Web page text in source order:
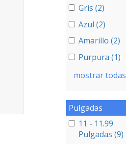
Gris (2)
Azul (2)
Amarillo (2)
Purpura (1)
mostrar todas
Pulgadas
11 - 11.99
Pulgadas (9)